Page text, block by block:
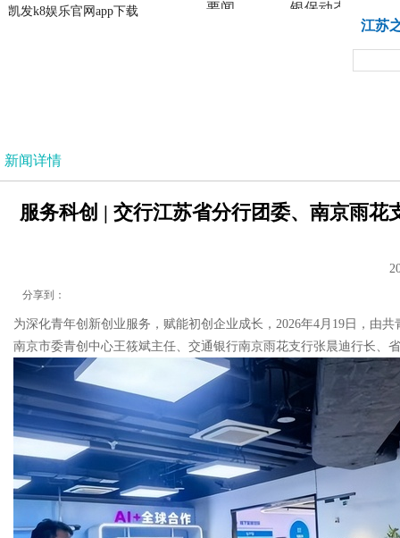
凯发k8娱乐官网app下载
凯发k8娱乐官网app下载
要闻 银保动态
江苏
新闻详情
服务科创 | 交行江苏省分行团委、南京雨花
分享到：
为深化青年创新创业服务，赋能初创企业成长，2026年4月19日，由
南京市委青创中心王筱斌主任、交通银行南京雨花支行张晨迪行长、